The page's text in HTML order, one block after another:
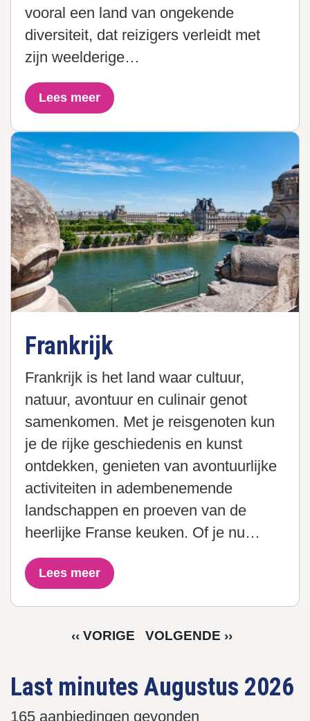
vooral een land van ongekende
diversiteit, dat reizigers verleidt met
zijn weelderige…
Lees meer
Frankrijk
Frankrijk is het land waar cultuur,
natuur, avontuur en culinair genot
samenkomen. Met je reisgenoten kun
je de rijke geschiedenis en kunst
ontdekken, genieten van avontuurlijke
activiteiten in adembenemende
landschappen en proeven van de
heerlijke Franse keuken. Of je nu…
Lees meer
VORIGE
‹‹ VORIGE
VOLGENDE
VOLGENDE ››
Last minutes Augustus 2026
165 aanbiedingen gevonden